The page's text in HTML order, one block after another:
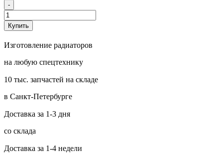
-
Купить
Изготовление радиаторов
на любую спецтехнику
10 тыс. запчастей на складе
в Санкт-Петербурге
Доставка за 1-3 дня
со склада
Доставка за 1-4 недели